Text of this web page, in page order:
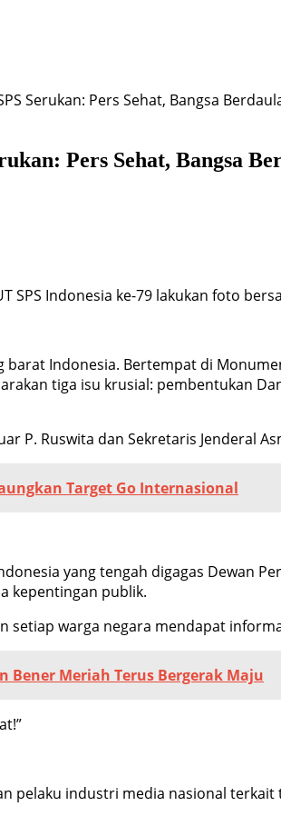
Serukan: Pers Sehat, Bangsa
Pers Sehat, Bangsa
SPS Indonesia ke-79 lakukan foto
barat Indonesia. Bertempat di
tiga isu krusial: pembentukan
P. Ruswita dan Sekretaris Jenderal
Target Go Internasional
yang tengah digagas Dewan
kepentingan publik.
setiap warga negara mendapat
Bener Meriah Terus Bergerak Maju
pelaku industri media nasional